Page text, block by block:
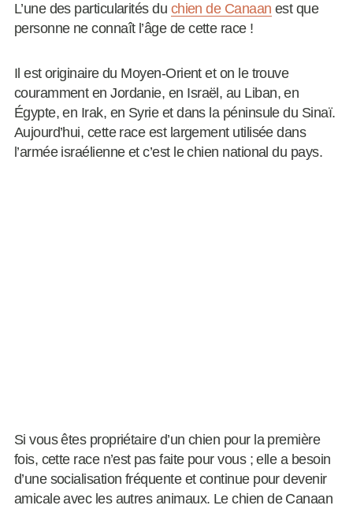
L’une des particularités du chien de Canaan est que
personne ne connaît l’âge de cette race !
Il est originaire du Moyen-Orient et on le trouve
couramment en Jordanie, en Israël, au Liban, en
Égypte, en Irak, en Syrie et dans la péninsule du Sinaï.
Aujourd’hui, cette race est largement utilisée dans
l’armée israélienne et c’est le chien national du pays.
Si vous êtes propriétaire d’un chien pour la première
fois, cette race n’est pas faite pour vous ; elle a besoin
d’une socialisation fréquente et continue pour devenir
amicale avec les autres animaux. Le chien de Canaan